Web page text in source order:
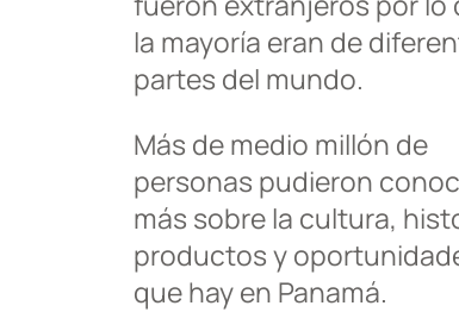
la mayoría eran de
partes del mundo.
Más de medio millón de
personas pudieron
más sobre la cultura,
productos y
que hay en Panamá.